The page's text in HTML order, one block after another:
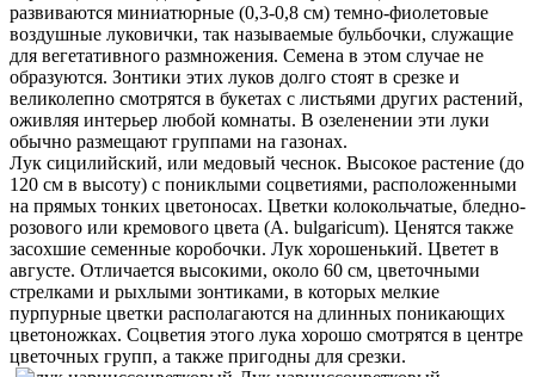
развиваются миниатюрные (0,3-0,8 см) темно-фиолетовые
воздушные луковички, так называемые бульбочки, служащие
для вегетативного размножения. Семена в этом случае не
образуются. Зонтики этих луков долго стоят в срезке и
великолепно смотрятся в букетах с листьями других растений,
оживляя интерьер любой комнаты. В озеленении эти луки
обычно размещают группами на газонах.
Лук сицилийский, или медовый чеснок. Высокое растение (до
120 см в высоту) с пониклыми соцветиями, расположенными
на прямых тонких цветоносах. Цветки колокольчатые, бледно-
розового или кремового цвета (A. bulgaricum). Ценятся также
засохшие семенные коробочки. Лук хорошенький. Цветет в
августе. Отличается высокими, около 60 см, цветочными
стрелками и рыхлыми зонтиками, в которых мелкие
пурпурные цветки располагаются на длинных поникающих
цветоножках. Соцветия этого лука хорошо смотрятся в центре
цветочных групп, а также пригодны для срезки.